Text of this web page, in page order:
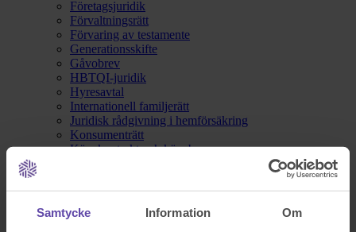
Samtycke Information Om
Företagsjuridik
Förvaltningsrätt
Förvaring av testamente
Generationsskifte
Gåvobrev
HBTQI-juridik
Hyresavtal
Internationell familjerätt
Juridisk rådgivning i hemförsäkring
Konsumenträtt
Köpekontrakt och köpebrev
LVU och LVM
Medlåntagaravtal
Målsägandebiträde